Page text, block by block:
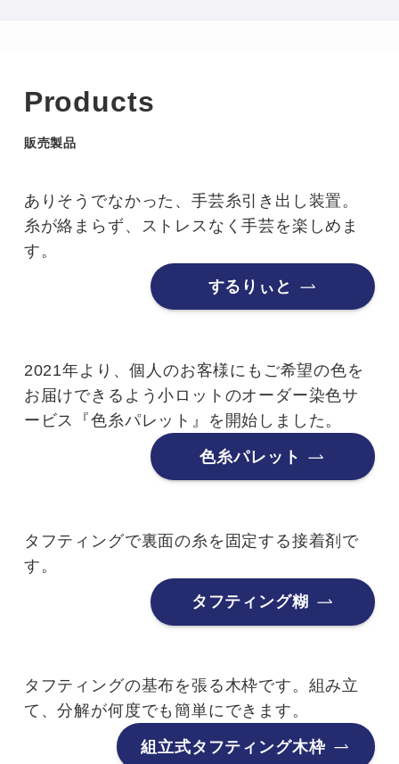
Products
販売製品
ありそうでなかった、手芸糸引き出し装置。
糸が絡まらず、ストレスなく手芸を楽しめま
す。
するりぃと
2021年より、個人のお客様にもご希望の色を
お届けできるよう小ロットのオーダー染色サ
ービス『色糸パレット』を開始しました。
色糸パレット
タフティングで裏面の糸を固定する接着剤で
す。
タフティング糊
タフティングの基布を張る木枠です。組み立
て、分解が何度でも簡単にできます。
組立式タフティング木枠